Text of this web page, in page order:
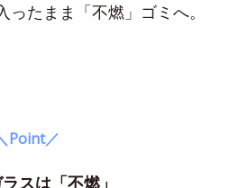
ったまま「不燃」ゴミへ。
Point／
スは「不燃」